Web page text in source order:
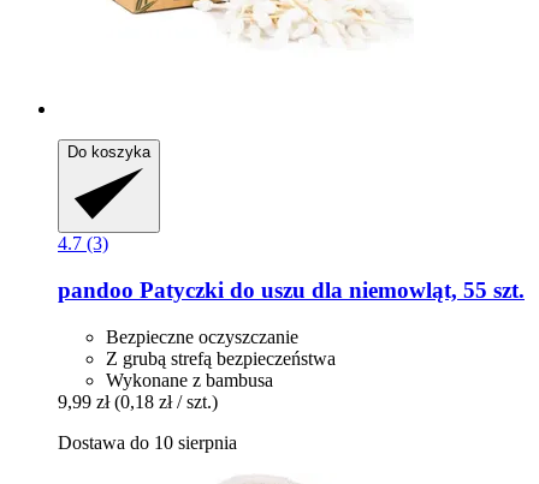
Do koszyka
4.7 (3)
pandoo Patyczki do uszu dla niemowląt, 55 szt.
Bezpieczne oczyszczanie
Z grubą strefą bezpieczeństwa
Wykonane z bambusa
9,99 zł (0,18 zł / szt.)
Dostawa do 10 sierpnia